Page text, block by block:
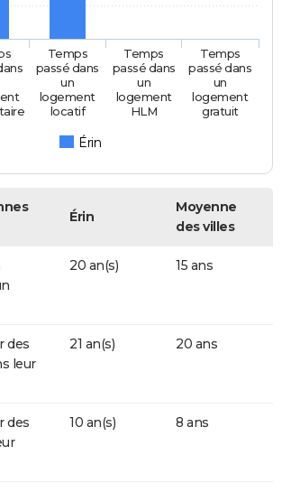
Érin
Temps
passé dans
un
logement
locatif
Temps
passé dans
un
logement
HLM
Temps
passé dans
un
logement
gratuit
Érin
Moyenne
des villes
20 an(s) 15 ans
des
leur
21 an(s) 20 ans
des
10 an(s) 8 ans